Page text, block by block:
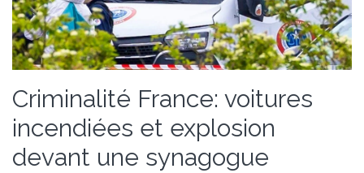
Criminalité France: voitures
incendiées et explosion
devant une synagogue